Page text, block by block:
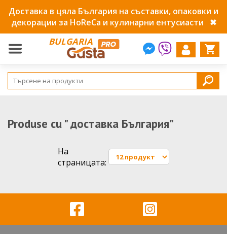
Доставка в цяла България на съставки, опаковки и
декорации за HoReCa и кулинарни ентусиасти
✖
BULGARIA
Produse cu " доставка България"
На
страницата: